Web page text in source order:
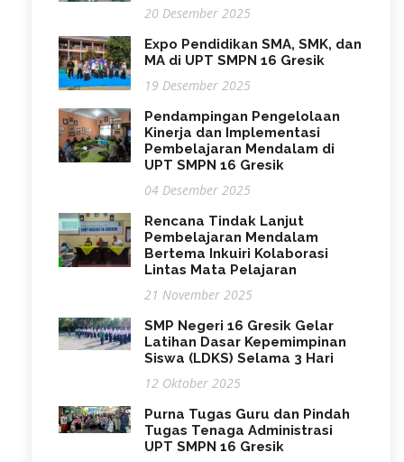
20 Desember 2025
Expo Pendidikan SMA, SMK, dan
MA di UPT SMPN 16 Gresik
19 Desember 2025
Pendampingan Pengelolaan
Kinerja dan Implementasi
Pembelajaran Mendalam di
UPT SMPN 16 Gresik
04 Desember 2025
Rencana Tindak Lanjut
Pembelajaran Mendalam
Bertema Inkuiri Kolaborasi
Lintas Mata Pelajaran
21 November 2025
SMP Negeri 16 Gresik Gelar
Latihan Dasar Kepemimpinan
Siswa (LDKS) Selama 3 Hari
12 Oktober 2025
Purna Tugas Guru dan Pindah
Tugas Tenaga Administrasi
UPT SMPN 16 Gresik